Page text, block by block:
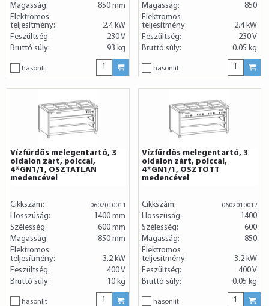
Magasság:
850 mm
Elektromos
teljesítmény:
2.4 kW
Feszültség:
230 V
Bruttó súly:
93 kg
hasonlít
Magasság:
850
Elektromos
teljesítmény:
2.4 kW
Feszültség:
230 V
Bruttó súly:
0.05 kg
hasonlít
Vízfűrdős melegentartó, 3
oldalon zárt, polccal,
4*GN1/1, OSZTATLAN
medencével
Cikkszám: 0602010011
Hosszúság:
1400 mm
Szélesség:
600 mm
Magasság:
850 mm
Elektromos
teljesítmény:
3.2 kW
Feszültség:
400 V
Bruttó súly:
10 kg
hasonlít
Vízfűrdős melegentartó, 3
oldalon zárt, polccal,
4*GN1/1, OSZTOTT
medencével
Cikkszám: 0602010012
Hosszúság:
1400
Szélesség:
600
Magasság:
850
Elektromos
teljesítmény:
3.2 kW
Feszültség:
400 V
Bruttó súly:
0.05 kg
hasonlít